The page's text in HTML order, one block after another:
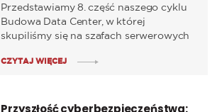
Przedstawiamy 8. część naszego cyklu
Budowa Data Center, w której
skupiliśmy się na szafach serwerowych
omawiamy istotne aspekty planowania
miejscem dla serwerów i urządzeń
CZYTAJ WIĘCEJ
Przyszłość cyberbezpieczeństwa: